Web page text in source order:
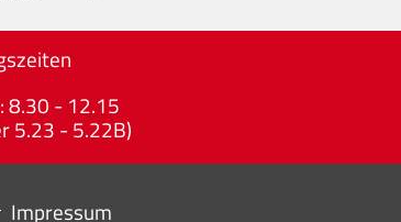
8.30 - 12.15
5.23 - 5.22B)
footer
Impressum